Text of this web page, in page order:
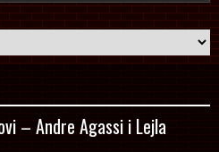
– Andre Agassi i Lejla